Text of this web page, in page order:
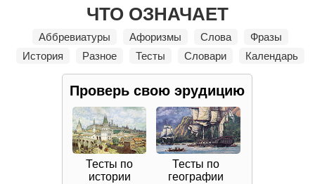
ЧТО ОЗНАЧАЕТ
Аббревиатуры Афоризмы Слова
Фразы
История
Разное Тесты Словари Календарь
Проверь свою эрудицию
Тесты по
истории
Тесты по
географии